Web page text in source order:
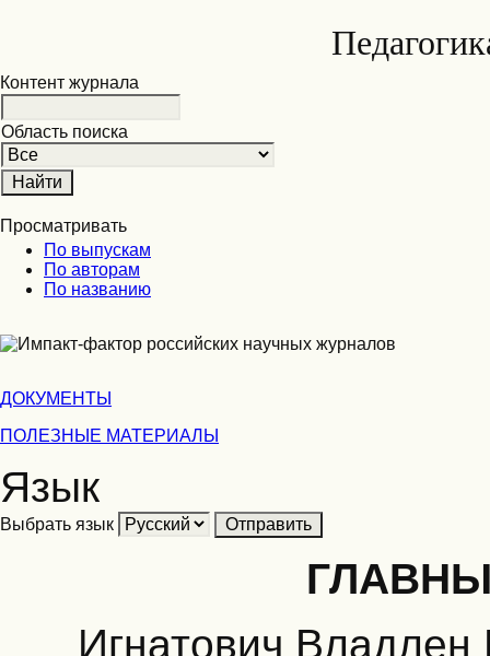
Контент журнала
Область поиска
Просматривать
По выпускам
По авторам
По названию
ДОКУМЕНТЫ
ПОЛЕЗНЫЕ МАТЕРИАЛЫ
Язык
Выбрать язык
Игнатович Владлен